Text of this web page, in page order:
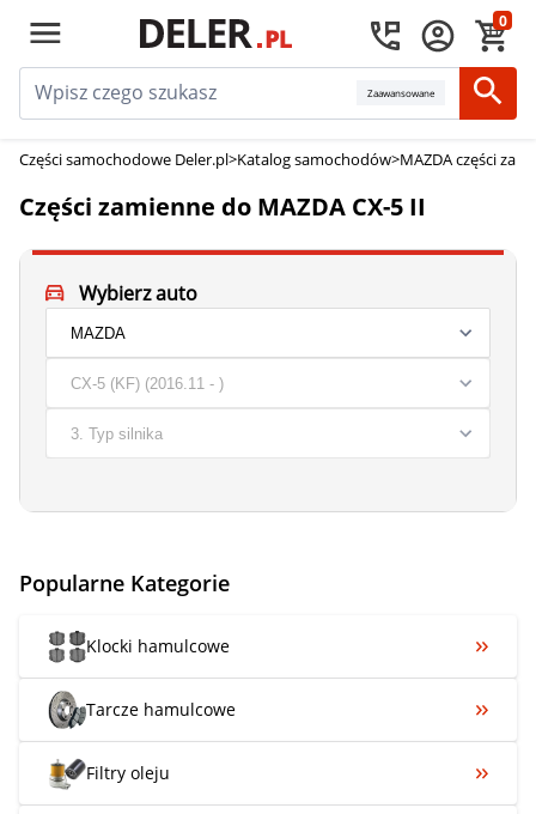
0
Zaawansowane
Części samochodowe Deler.pl>Katalog samochodów>MAZDA części
Części zamienne do MAZDA CX-5 II
Wybierz auto
Popularne Kategorie
Klocki hamulcowe
Tarcze hamulcowe
Filtry oleju